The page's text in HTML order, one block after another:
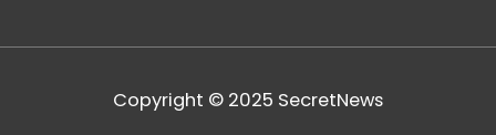
Copyright © 2025 SecretNews